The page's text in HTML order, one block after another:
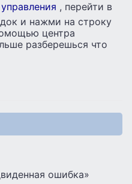
, перейти в
и нажми на строку
центра
разберешься что
ошибка»